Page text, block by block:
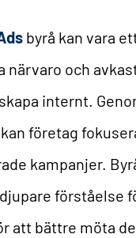
byrå kan vara
närvaro och
internt.
företag
kampanjer.
förståelse
att bättre möta